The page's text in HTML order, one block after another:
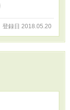
登録日 2018.05.20